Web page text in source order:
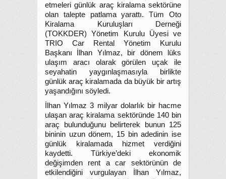
etmeleri günlük araç kiralama sektörüne
olan talepte patlama yarattı. Tüm Oto
Kiralama Kuruluşları Derneği
(TOKKDER) Yönetim Kurulu Üyesi ve
TRIO Car Rental Yönetim Kurulu
Başkanı İlhan Yılmaz, bir dönem lüks
ulaşım aracı olarak görülen uçak ile
seyahatin yaygınlaşmasıyla birlikte
günlük araç kiralamada da büyük bir artış
yaşandığını söyledi.
İlhan Yılmaz 3 milyar dolarlık bir hacme
ulaşan araç kiralama sektöründe 140 bin
araç bulunduğunu belirterek bunun 125
bininin uzun dönem, 15 bin adedinin ise
günlük kiralamada hizmet verdiğini
kaydetti. Türkiye’deki ekonomik
değişimden rent a car sektörünün de
etkilendiğini vurgulayan İlhan Yılmaz,